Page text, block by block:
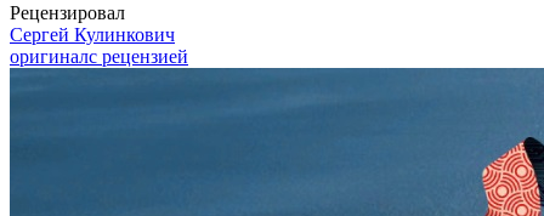
Рецензировал
Сергей Кулинкович
оригиналс рецензией